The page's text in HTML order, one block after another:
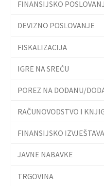
FINANSIJSKO
DEVIZNO POSLOVANJE
FISKALIZACIJA
IGRE NA SREĆU
POREZ NA DODANU/
RAČUNOVODSTVO I
FINANSIJSKO
JAVNE NABAVKE
TRGOVINA